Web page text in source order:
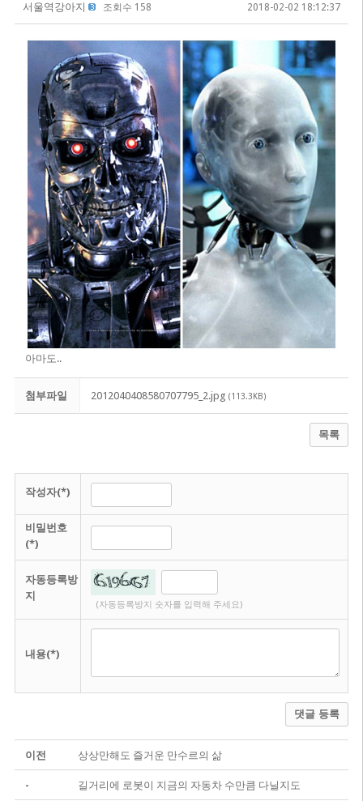
서울역강아지 조회수 158 2018-02-02 18:12:37
아마도..
첨부파일 2012040408580707795_2.jpg (113.3KB)
목록
작성자(*)
비밀번호
(*)
자동등록방
지
(자동등록방지 숫자를 입력해 주세요)
내용(*)
댓글 등록
이전 상상만해도 즐거운 만수르의 삶
- 길거리에 로봇이 지금의 자동차 수만큼 다닐지도